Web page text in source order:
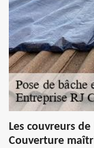
Les couvreurs
Couverture